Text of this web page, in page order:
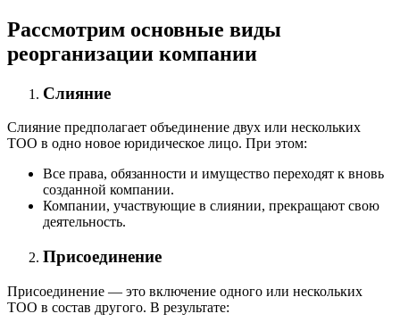
Рассмотрим основные виды
реорганизации компании
Слияние
Слияние предполагает объединение двух или нескольких
ТОО в одно новое юридическое лицо. При этом:
Все права, обязанности и имущество переходят к вновь
созданной компании.
Компании, участвующие в слиянии, прекращают свою
деятельность.
Присоединение
Присоединение — это включение одного или нескольких
ТОО в состав другого. В результате: